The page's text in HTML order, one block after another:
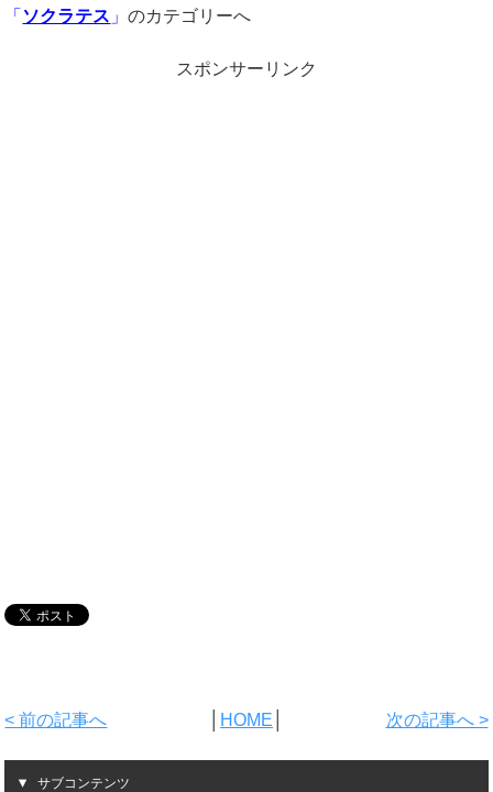
「 ソクラテス 」のカテゴリーへ
スポンサーリンク
< 前の記事へ HOME 次の記事へ >
サブコンテンツ